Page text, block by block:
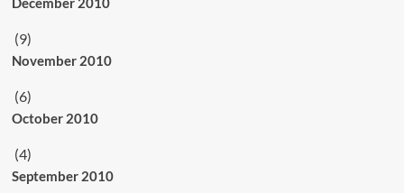
(9)
November 2010
(6)
October 2010
(4)
September 2010